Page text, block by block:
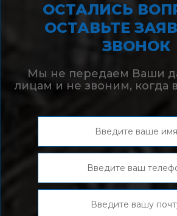
ОСТАЛИСЬ
ОСТАВЬТЕ
ЗВОНОК
Мы не передаем Ваши
лицам и не звоним, когда